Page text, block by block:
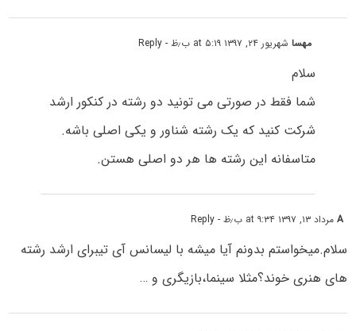
مهساشهریور ۲۴, ۱۳۹۷ at ۵:۱۹ ب٫ظ - Reply
سلام
شما فقط در صورتی می تونید دو رشته در کنکور ارشد
شرکت کنید که یک رشته شناور و یکی اصلی باشه.
متاسفانه این رشته ها هر دو اصلی هستن.
Aمرداد ۱۳, ۱۳۹۷ at ۹:۳۴ ب٫ظ - Reply
سلام.میخواستم بدونم آیا میشه با لیسانس آی تیبرای ارشد رشته
های هنری خوند؟مثلا سینما،بازیگری و …